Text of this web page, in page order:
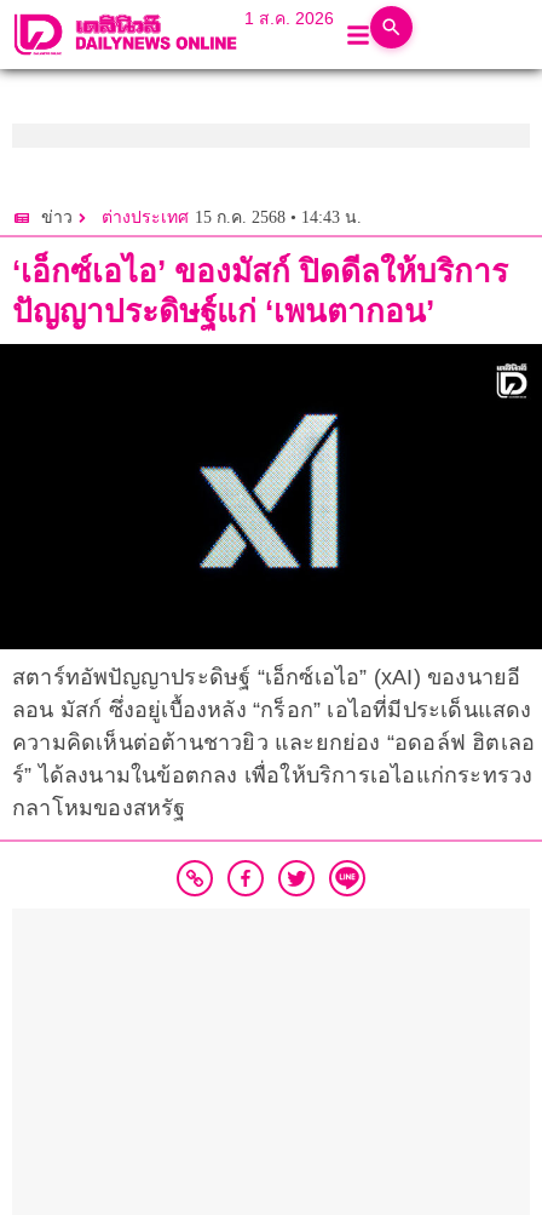
1 ส.ค. 2026
ข่าว ต่างประเทศ 15 ก.ค. 2568 • 14:43 น.
‘เอ็กซ์เอไอ’ ของมัสก์ ปิดดีลให้บริการ
ปัญญาประดิษฐ์แก่ ‘เพนตากอน’
สตาร์ทอัพปัญญาประดิษฐ์ “เอ็กซ์เอไอ” (xAI) ของนายอี
ลอน มัสก์ ซึ่งอยู่เบื้องหลัง “กร็อก” เอไอที่มีประเด็นแสดง
ความคิดเห็นต่อต้านชาวยิว และยกย่อง “อดอล์ฟ ฮิตเลอ
ร์” ได้ลงนามในข้อตกลง เพื่อให้บริการเอไอแก่กระทรวง
กลาโหมของสหรัฐ